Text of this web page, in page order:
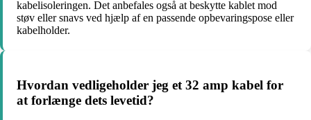
kabelisoleringen. Det anbefales også at beskytte kablet mod
støv eller snavs ved hjælp af en passende opbevaringspose eller
kabelholder.
Hvordan vedligeholder jeg et 32 amp kabel for
at forlænge dets levetid?